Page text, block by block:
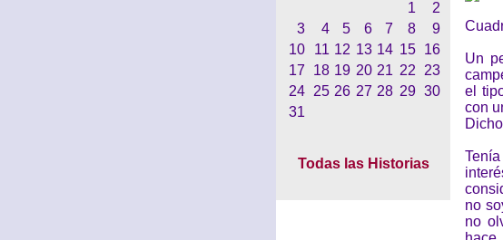
1
2
3
4 5 6 7 8
9
10
11 12 13 14 15
16
17
18 19 20 21 22
23
24
25 26 27 28 29 30
31
Todas las Historias
Un
el
con
no
no